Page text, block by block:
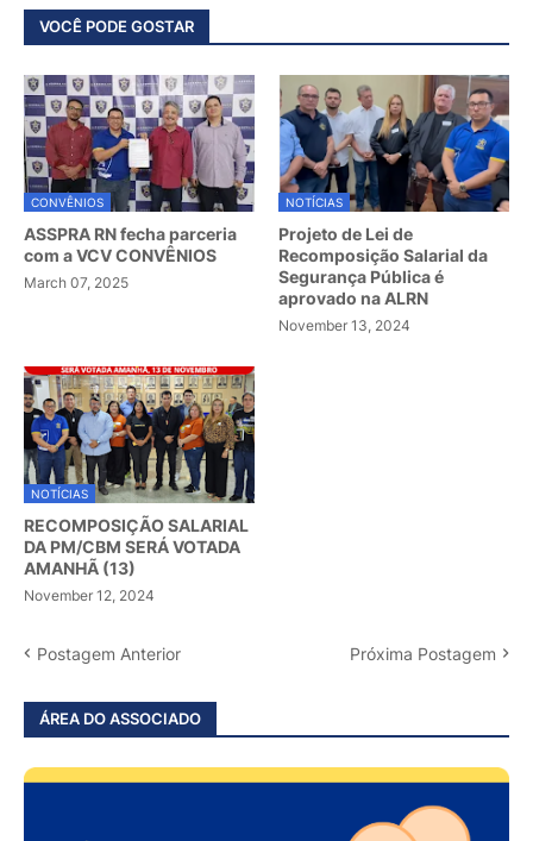
VOCÊ PODE GOSTAR
CONVÊNIOS
ASSPRA RN fecha parceria
com a VCV CONVÊNIOS
March 07, 2025
NOTÍCIAS
Projeto de Lei de
Recomposição Salarial da
Segurança Pública é
aprovado na ALRN
November 13, 2024
NOTÍCIAS
RECOMPOSIÇÃO SALARIAL
DA PM/CBM SERÁ VOTADA
AMANHÃ (13)
November 12, 2024
Postagem Anterior Próxima Postagem
ÁREA DO ASSOCIADO